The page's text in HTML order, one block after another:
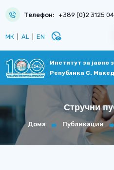
Телефон: +389 (0)2 3125
МК AL EN disabled_visible
Институт за јавно
Република С.
Стручни
Дома Публикации